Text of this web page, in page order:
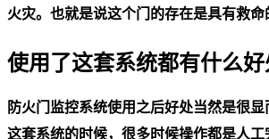
火灾。也就是说这个门的存在是具有救命
使用了这套系统都有什么好
防火门监控系统使用之后好处当然是很
这套系统的时候，很多时候操作都是人